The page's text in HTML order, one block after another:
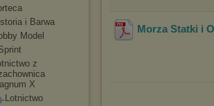
i Barwa
Model
z
X
Lotnictwo
Morza Statki i